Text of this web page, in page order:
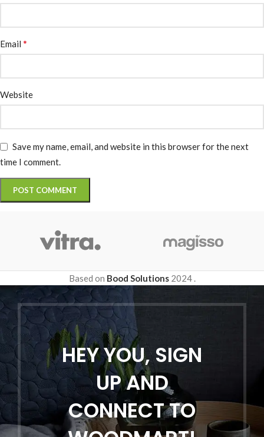
Email *
Website
Save my name, email, and website in this browser for the next
time I comment.
Based on Bood Solutions 2024 .
HEY YOU, SIGN
UP AND
CONNECT TO